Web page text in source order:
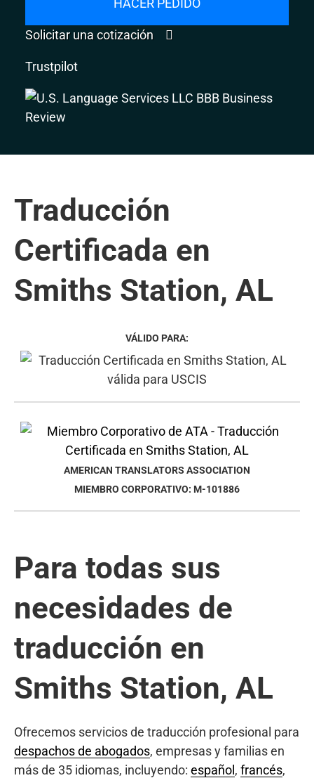
HACER PEDIDO
Solicitar una cotización
Trustpilot
Traducción
Certificada en
Smiths Station, AL
VÁLIDO PARA:
AMERICAN TRANSLATORS ASSOCIATION
MIEMBRO CORPORATIVO: M-101886
Para todas sus
necesidades de
traducción en
Smiths Station, AL
Ofrecemos servicios de traducción profesional para
despachos de abogados, empresas y familias en
más de 35 idiomas, incluyendo: español , francés,